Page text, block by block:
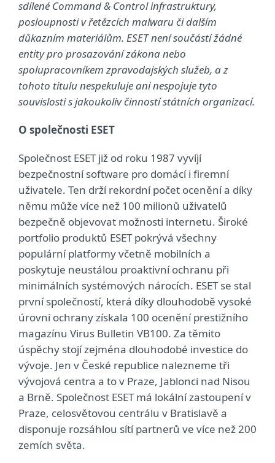
sdílené Command & Control infrastruktury,
posloupnosti v řetězcích malwaru či dalším
důkazním materiálům. ESET není součástí žádné
entity pro prosazování zákona nebo
spolupracovníkem zpravodajských služeb, a z
tohoto titulu nespekuluje ani nespojuje tyto
souvislosti s jakoukoliv činností státních organizací.
O společnosti ESET
Společnost ESET již od roku 1987 vyvíjí
bezpečnostní software pro domácí i firemní
uživatele. Ten drží rekordní počet ocenění a díky
němu může více než 100 milionů uživatelů
bezpečně objevovat možnosti internetu. Široké
portfolio produktů ESET pokrývá všechny
populární platformy včetně mobilních a
poskytuje neustálou proaktivní ochranu při
minimálních systémových nárocích. ESET se stal
první společností, která díky dlouhodobě vysoké
úrovni ochrany získala 100 ocenění prestižního
magazínu Virus Bulletin VB100. Za těmito
úspěchy stojí zejména dlouhodobé investice do
vývoje. Jen v České republice nalezneme tři
vývojová centra a to v Praze, Jablonci nad Nisou
a Brně. Společnost ESET má lokální zastoupení v
Praze, celosvětovou centrálu v Bratislavě a
disponuje rozsáhlou sítí partnerů ve více než 200
zemích světa.